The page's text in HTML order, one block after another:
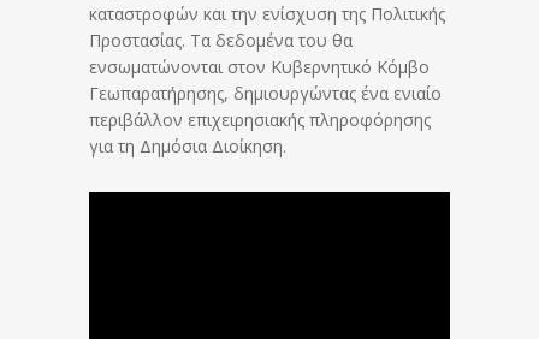
καταστροφών και την ενίσχυση της Πολιτικής
Προστασίας. Τα δεδομένα του θα
ενσωματώνονται στον Κυβερνητικό Κόμβο
Γεωπαρατήρησης, δημιουργώντας ένα ενιαίο
περιβάλλον επιχειρησιακής πληροφόρησης
για τη Δημόσια Διοίκηση.